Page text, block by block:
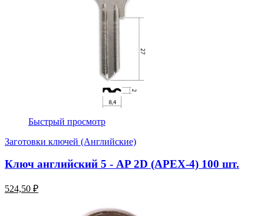
Быстрый просмотр
Заготовки ключей (Английские)
Ключ английский 5 - AP 2D (APEX-4) 100 шт.
524,50 ₽